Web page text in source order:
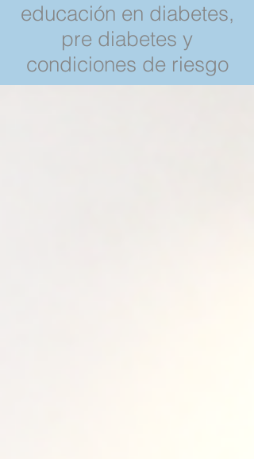
educación en diabetes,
pre diabetes y
condiciones de riesgo